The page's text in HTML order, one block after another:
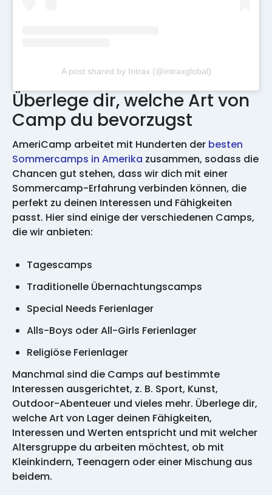
A post shared by Intrax (@intraxglobal)
Überlege dir, welche Art von
Camp du bevorzugst
AmeriCamp arbeitet mit Hunderten der besten
Sommercamps in Amerika zusammen, sodass die
Chancen gut stehen, dass wir dich mit einer
Sommercamp-Erfahrung verbinden können, die
perfekt zu deinen Interessen und Fähigkeiten
passt. Hier sind einige der verschiedenen Camps,
die wir anbieten:
Tagescamps
Traditionelle Übernachtungscamps
Special Needs Ferienlager
Alls-Boys oder All-Girls Ferienlager
Religiöse Ferienlager
Manchmal sind die Camps auf bestimmte
Interessen ausgerichtet, z. B. Sport, Kunst,
Outdoor-Abenteuer und vieles mehr. Überlege dir,
welche Art von Lager deinen Fähigkeiten,
Interessen und Werten entspricht und mit welcher
Altersgruppe du arbeiten möchtest, ob mit
Kleinkindern, Teenagern oder einer Mischung aus
beidem.